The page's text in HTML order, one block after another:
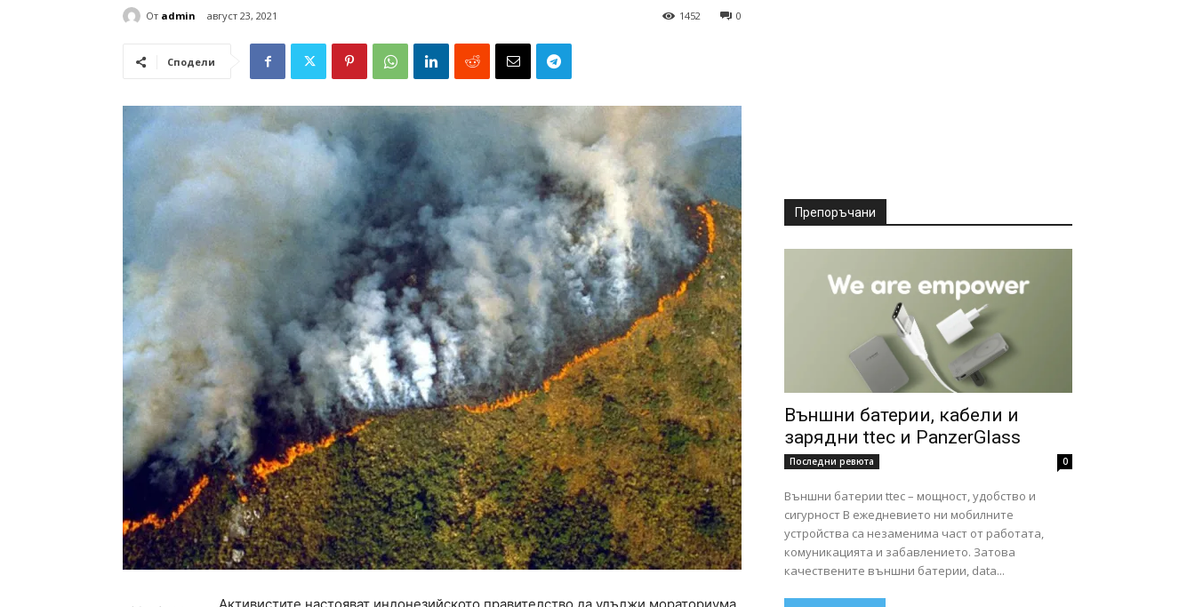
От admin август 23, 2021 0
1452
Сподели
Препоръчани
Външни батерии, кабели и
зарядни ttec и PanzerGlass
Последни ревюта 0
Външни батерии ttec – мощност, удобство и
сигурност В ежедневието ни мобилните
устройства са незаменима част от работата,
комуникацията и забавлението. Затова
качествените външни батерии, data...